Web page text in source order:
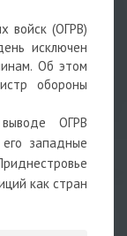
войск (ОГРВ)
исключен
Об этом
обороны
ОГРВ
западные
как стран